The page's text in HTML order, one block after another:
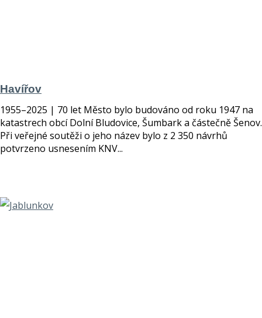
Havířov
1955–2025 | 70 let Město bylo budováno od roku 1947 na
katastrech obcí Dolní Bludovice, Šumbark a částečně Šenov.
Při veřejné soutěži o jeho název bylo z 2 350 návrhů
potvrzeno usnesením KNV...